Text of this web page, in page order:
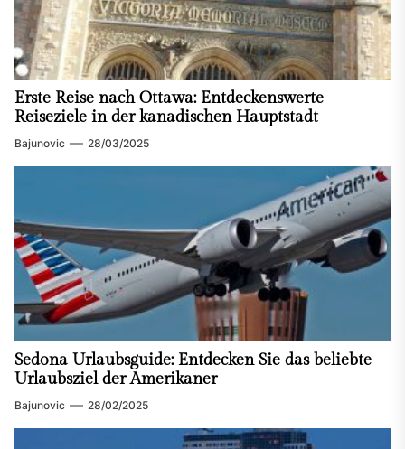
Erste Reise nach Ottawa: Entdeckenswerte
Reiseziele in der kanadischen Hauptstadt
Bajunovic 28/03/2025
Sedona Urlaubsguide: Entdecken Sie das beliebte
Urlaubsziel der Amerikaner
Bajunovic 28/02/2025